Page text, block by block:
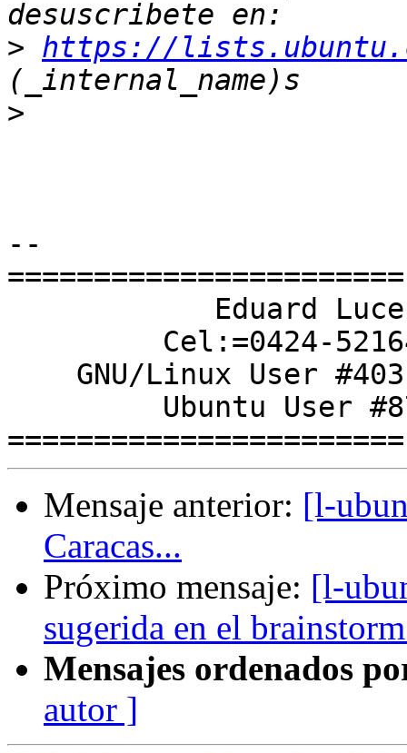
> https://
>
--
=======================
Mensaje anterior: [l-
Caracas...
Próximo mensaje: [l-
sugerida en el
Mensajes ordenados
autor ]